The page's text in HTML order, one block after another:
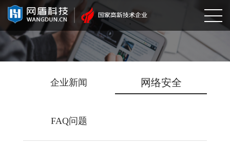
企业新闻 网络安全
FAQ问题